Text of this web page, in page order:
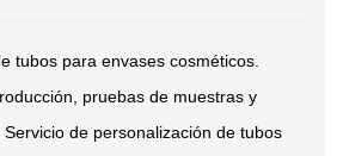
tubos para envases cosméticos.
pruebas de muestras y
de personalización de tubos